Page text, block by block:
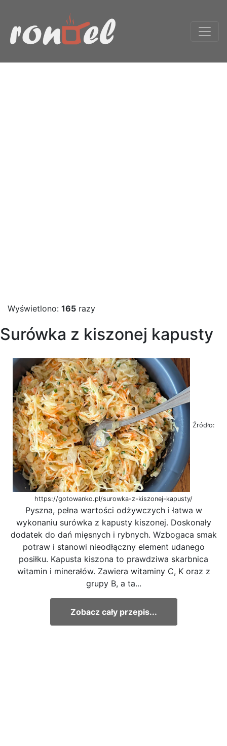
Wyświetlono: 165 razy
Surówka z kiszonej kapusty
Źródło:
https://gotowanko.pl/surowka-z-kiszonej-kapusty/
Pyszna, pełna wartości odżywczych i łatwa w
wykonaniu surówka z kapusty kiszonej. Doskonały
dodatek do dań mięsnych i rybnych. Wzbogaca smak
potraw i stanowi nieodłączny element udanego
posiłku. Kapusta kiszona to prawdziwa skarbnica
witamin i minerałów. Zawiera witaminy C, K oraz z
grupy B, a ta...
Zobacz cały przepis...